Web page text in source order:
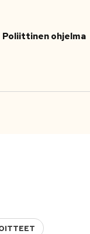
Poliittinen ohjelma